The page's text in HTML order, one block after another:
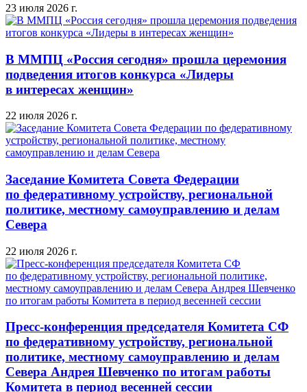
23 июля 2026 г.
В ММПЦ «Россия сегодня» прошла церемония
подведения итогов конкурса «Лидеры
в интересах женщин»
22 июля 2026 г.
Заседание Комитета Совета Федерации
по федеративному устройству, региональной
политике, местному самоуправлению и делам
Севера
22 июля 2026 г.
Пресс-конференция председателя Комитета СФ
по федеративному устройству, региональной
политике, местному самоуправлению и делам
Севера Андрея Шевченко по итогам работы
Комитета в период весенней сессии